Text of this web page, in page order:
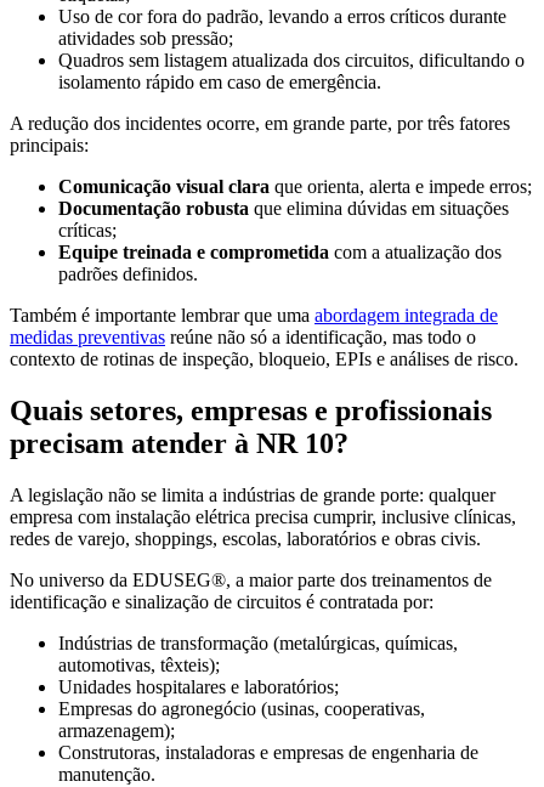
Uso de cor fora do padrão, levando a erros críticos durante
atividades sob pressão;
Quadros sem listagem atualizada dos circuitos, dificultando o
isolamento rápido em caso de emergência.
A redução dos incidentes ocorre, em grande parte, por três fatores
principais:
Comunicação visual clara que orienta, alerta e impede erros;
Documentação robusta que elimina dúvidas em situações
críticas;
Equipe treinada e comprometida com a atualização dos
padrões definidos.
Também é importante lembrar que uma abordagem integrada de
medidas preventivas reúne não só a identificação, mas todo o
contexto de rotinas de inspeção, bloqueio, EPIs e análises de risco.
Quais setores, empresas e profissionais
precisam atender à NR 10?
A legislação não se limita a indústrias de grande porte: qualquer
empresa com instalação elétrica precisa cumprir, inclusive clínicas,
redes de varejo, shoppings, escolas, laboratórios e obras civis.
No universo da EDUSEG®, a maior parte dos treinamentos de
identificação e sinalização de circuitos é contratada por:
Indústrias de transformação (metalúrgicas, químicas,
automotivas, têxteis);
Unidades hospitalares e laboratórios;
Empresas do agronegócio (usinas, cooperativas,
armazenagem);
Construtoras, instaladoras e empresas de engenharia de
manutenção.